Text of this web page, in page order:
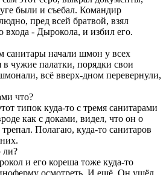
были и съебал. Командир
пред всей братвой, взял
входа - Дырокола, и избил его.
санитары начали шмон у всех
в чужие палатки, порядки свои
всё вверх-дном перевернули,
что?
типок куда-то с тремя санитарами
как с доками, видел, что он о
Полагаю, куда-то санитаров
ли?
и его кореша тоже куда-то